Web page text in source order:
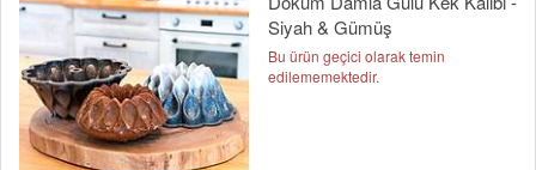
Siyah & Gümüş
Bu ürün geçici olarak temin
edilememektedir.